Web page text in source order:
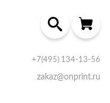
+7(495) 134-13-56
zakaz@onprint.ru